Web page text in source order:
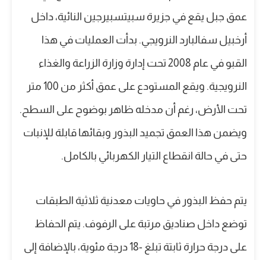
عمق جبل يقع في جزيرة سبيتسبيرجين النائية، داخل
أرخبيل سفالبارد النرويجي. بدأت العمليات في هذا
القبو في عام 2008 تحت إدارة وزارة الزراعة والغذاء
النرويجية. ويقع المستودع على عمق أكثر من 100 متر
تحت الأرض، رغم أن مدخله ظاهر بوضوح على السطح.
ويضمن هذا العمق تجميد البذور وبقائها قابلة للإنبات
حتى في حالة انقطاع التيار الكهربائي بالكامل.
يتم حفظ البذور في حاويات معدنية ثلاثية الطبقات
توضع داخل صناديق مرتبة على الرفوف. يتم الحفاظ
على درجة حرارة ثابتة تبلغ -18 درجة مئوية، بالإضافة إلى